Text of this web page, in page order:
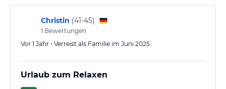
empfiehlt sich zudem Massagen zu buchen. Auf
Liegen direkt am Fluss kann man zudem das…
Christin (41-45)
1 Bewertungen
Vor 1 Jahr • Verreist als Familie im Juni 2025
Urlaub zum Relaxen